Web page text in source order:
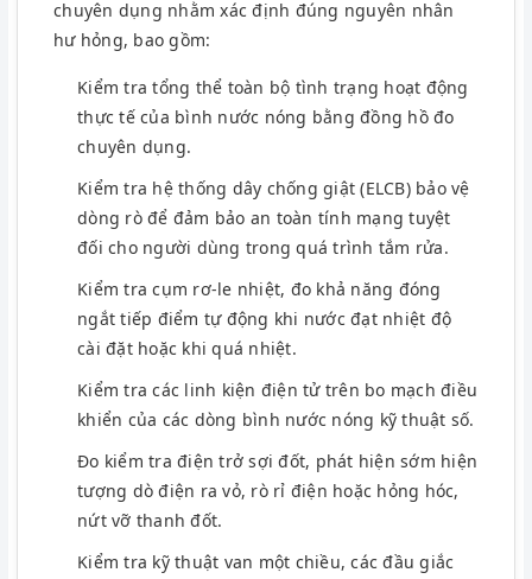
chuyên dụng nhằm xác định đúng nguyên nhân
hư hỏng, bao gồm:
Kiểm tra tổng thể toàn bộ tình trạng hoạt động
thực tế của bình nước nóng bằng đồng hồ đo
chuyên dụng.
Kiểm tra hệ thống dây chống giật (ELCB) bảo vệ
dòng rò để đảm bảo an toàn tính mạng tuyệt
đối cho người dùng trong quá trình tắm rửa.
Kiểm tra cụm rơ-le nhiệt, đo khả năng đóng
ngắt tiếp điểm tự động khi nước đạt nhiệt độ
cài đặt hoặc khi quá nhiệt.
Kiểm tra các linh kiện điện tử trên bo mạch điều
khiển của các dòng bình nước nóng kỹ thuật số.
Đo kiểm tra điện trở sợi đốt, phát hiện sớm hiện
tượng dò điện ra vỏ, rò rỉ điện hoặc hỏng hóc,
nứt vỡ thanh đốt.
Kiểm tra kỹ thuật van một chiều, các đầu giắc